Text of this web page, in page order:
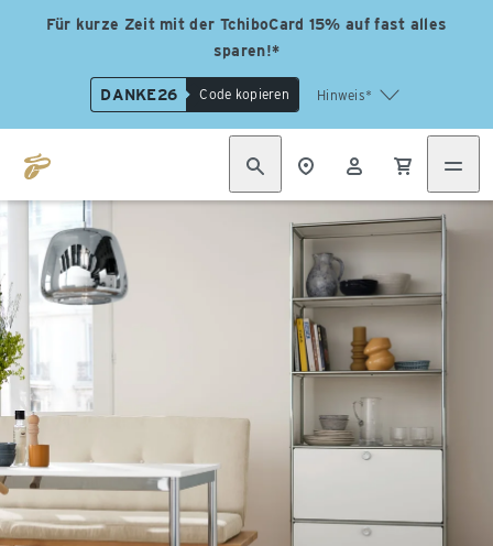
Für kurze Zeit mit der TchiboCard 15% auf fast alles
sparen!*
DANKE26 Code kopieren Hinweis*